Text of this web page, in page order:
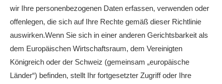
wir Ihre personenbezogenen Daten erfassen, verwenden oder
offenlegen, die sich auf Ihre Rechte gemäß dieser Richtlinie
auswirken.Wenn Sie sich in einer anderen Gerichtsbarkeit als
dem Europäischen Wirtschaftsraum, dem Vereinigten
Königreich oder der Schweiz (gemeinsam „europäische
Länder“) befinden, stellt Ihr fortgesetzter Zugriff oder Ihre